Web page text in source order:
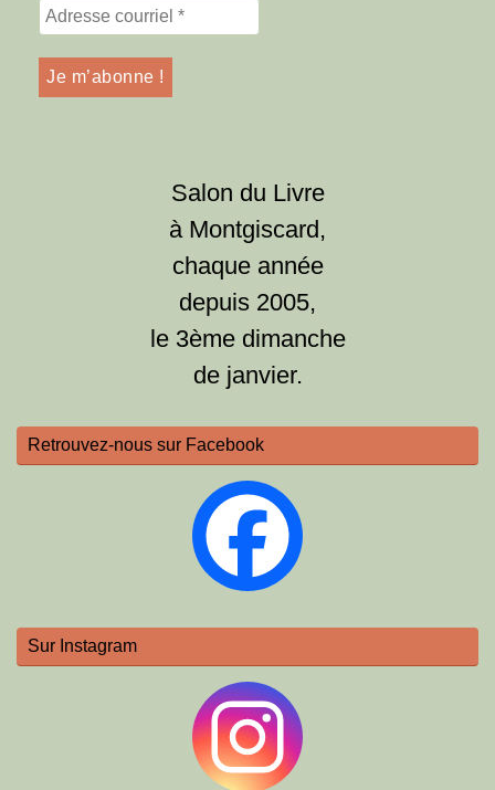
Salon du Livre
à Montgiscard,
chaque année
depuis 2005,
le 3ème dimanche
de janvier.
Retrouvez-nous sur Facebook
Sur Instagram